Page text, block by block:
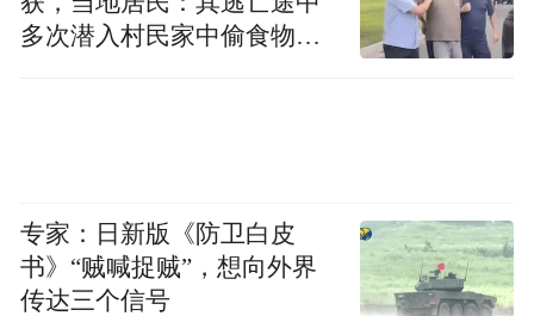
规，为营养信息传播设立科学准绳，明确规
崛起的时候，更需要公益平台聚力赋能，依
托权威科普阵地，建立严谨的内容审核与专
家遴选机制，确保科学声音直达百姓，是整
多次潜入村民家中偷食物被
专家：日新版《防卫白皮
书》“贼喊捉贼”，想向外界
传达三个信号